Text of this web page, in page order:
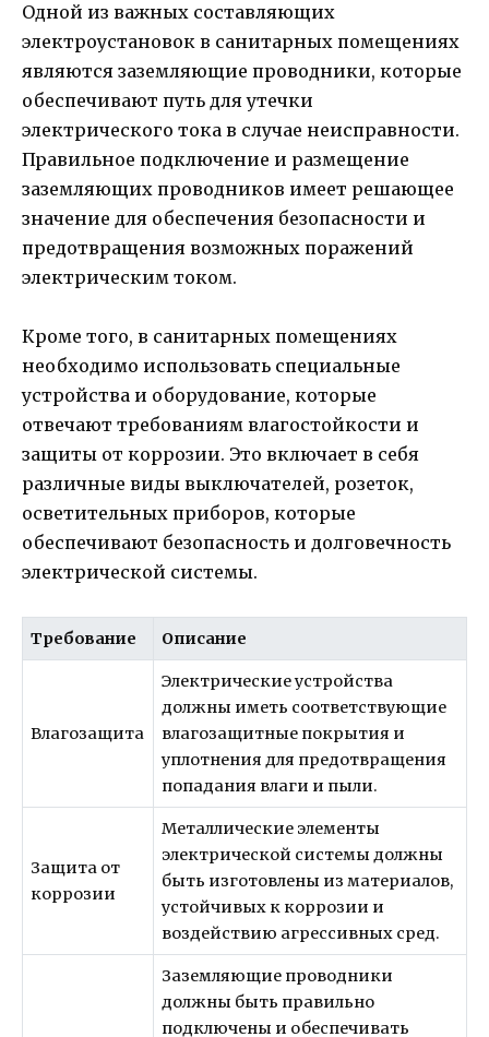
Одной из важных составляющих
электроустановок в санитарных помещениях
являются заземляющие проводники, которые
обеспечивают путь для утечки
электрического тока в случае неисправности.
Правильное подключение и размещение
заземляющих проводников имеет решающее
значение для обеспечения безопасности и
предотвращения возможных поражений
электрическим током.
Кроме того, в санитарных помещениях
необходимо использовать специальные
устройства и оборудование, которые
отвечают требованиям влагостойкости и
защиты от коррозии. Это включает в себя
различные виды выключателей, розеток,
осветительных приборов, которые
обеспечивают безопасность и долговечность
электрической системы.
Требование Описание
Влагозащита
Электрические устройства
должны иметь соответствующие
влагозащитные покрытия и
уплотнения для предотвращения
попадания влаги и пыли.
Защита от
коррозии
Металлические элементы
электрической системы должны
быть изготовлены из материалов,
устойчивых к коррозии и
воздействию агрессивных сред.
Заземляющие проводники
должны быть правильно
подключены и обеспечивать